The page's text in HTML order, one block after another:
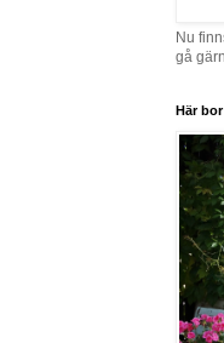
Nu
gå
Här